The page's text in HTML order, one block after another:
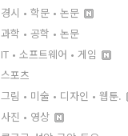
경시 • 학문 • 논문
과학 • 공학 • 논문
IT • 소프트웨어 • 게임
스포츠
그림 • 미술 • 디자인 • 웹툰.
사진 • 영상